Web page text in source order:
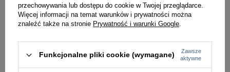
przechowywania lub dostępu do cookie w Twojej przeglądarce.
Więcej informacji na temat warunków i prywatności można
znaleźć także na stronie Prywatność i warunki Google.
Funkcjonalne pliki cookie (wymagane)
Zawsze
aktywne